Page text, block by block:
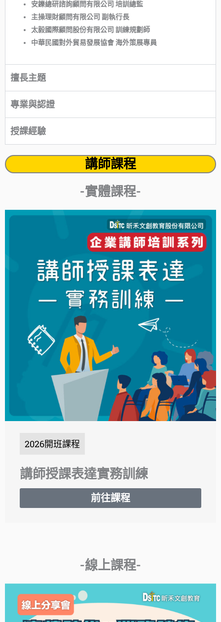
安鑠總研諮詢顧問有限公司 培訓總監
主操理財顧問有限公司 副執行長
太毅國際顧問股份有限公司 訓練規劃師
中華民國對外貿易發展協會 海外策展專員
擅長主題
專業與認證
授課經驗
講師課程
-實體課程-
2026開班課程
講師授課表達實務訓練
前往課程
-線上課程-